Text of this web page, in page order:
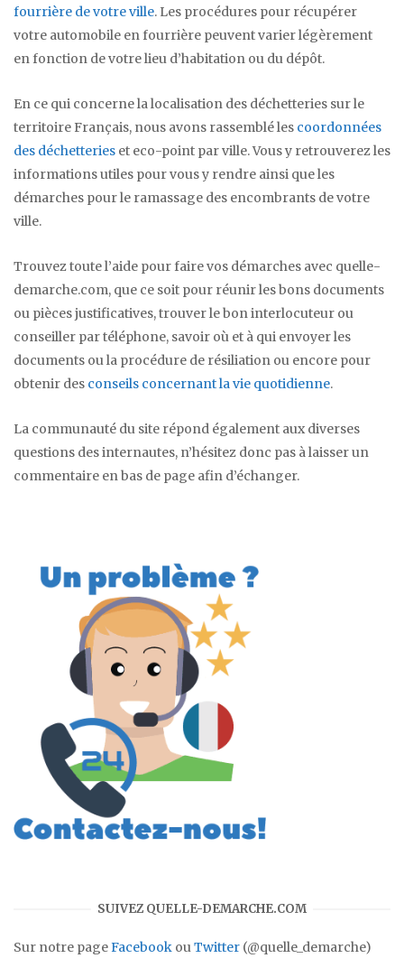
fourrière de votre ville. Les procédures pour récupérer
votre automobile en fourrière peuvent varier légèrement
en fonction de votre lieu d’habitation ou du dépôt.
En ce qui concerne la localisation des déchetteries sur le
territoire Français, nous avons rassemblé les coordonnées
des déchetteries et eco-point par ville. Vous y retrouverez les
informations utiles pour vous y rendre ainsi que les
démarches pour le ramassage des encombrants de votre
ville.
Trouvez toute l’aide pour faire vos démarches avec quelle-
demarche.com, que ce soit pour réunir les bons documents
ou pièces justificatives, trouver le bon interlocuteur ou
conseiller par téléphone, savoir où et à qui envoyer les
documents ou la procédure de résiliation ou encore pour
obtenir des conseils concernant la vie quotidienne.
La communauté du site répond également aux diverses
questions des internautes, n’hésitez donc pas à laisser un
commentaire en bas de page afin d’échanger.
SUIVEZ QUELLE-DEMARCHE.COM
Sur notre pageFacebook ouTwitter (@quelle_demarche)